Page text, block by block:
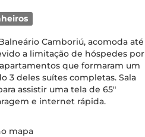
Camboriú, acomoda até
a limitação de hóspedes por
que formaram um
3 deles suítes completas. Sala
assistir uma tela de 65"
e internet rápida.
mapa